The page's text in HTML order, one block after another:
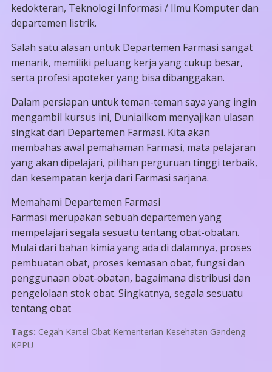
kedokteran, Teknologi Informasi / Ilmu Komputer dan
departemen listrik.
Salah satu alasan untuk Departemen Farmasi sangat
menarik, memiliki peluang kerja yang cukup besar,
serta profesi apoteker yang bisa dibanggakan.
Dalam persiapan untuk teman-teman saya yang ingin
mengambil kursus ini, Duniailkom menyajikan ulasan
singkat dari Departemen Farmasi. Kita akan
membahas awal pemahaman Farmasi, mata pelajaran
yang akan dipelajari, pilihan perguruan tinggi terbaik,
dan kesempatan kerja dari Farmasi sarjana.
Memahami Departemen Farmasi
Farmasi merupakan sebuah departemen yang
mempelajari segala sesuatu tentang obat-obatan.
Mulai dari bahan kimia yang ada di dalamnya, proses
pembuatan obat, proses kemasan obat, fungsi dan
penggunaan obat-obatan, bagaimana distribusi dan
pengelolaan stok obat. Singkatnya, segala sesuatu
tentang obat
Tags: Cegah Kartel Obat Kementerian Kesehatan Gandeng
KPPU